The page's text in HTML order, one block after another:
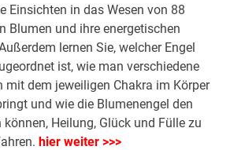
Einsichten in das Wesen von 88
Blumen und ihre energetischen
lernen Sie, welcher Engel
ist, wie man verschiedene
mit dem jeweiligen Chakra im Körper
und wie die Blumenengel den
Heilung, Glück und Fülle zu
hier weiter >>>